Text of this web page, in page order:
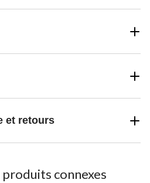
et retours
connexes